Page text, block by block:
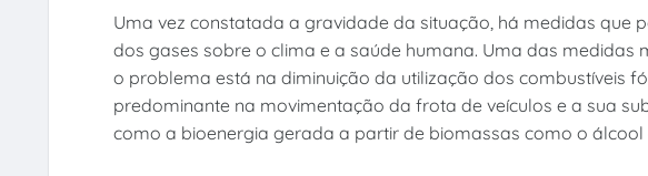
Uma vez constatada a gravidade da situação, há medidas que
dos gases sobre o clima e a saúde humana. Uma das
o problema está na diminuição da utilização dos combustíveis
predominante na movimentação da frota de veículos e a sua
como a bioenergia gerada a partir de biomassas como o álcool